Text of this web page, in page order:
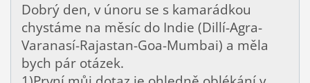
Dobrý den, v únoru se s kamarádkou
chystáme na měsíc do Indie (Dillí-Agra-
Varanasí-Rajastan-Goa-Mumbai) a měla
bych pár otázek.